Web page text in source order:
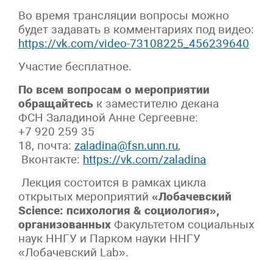
Во время трансляции вопросы можно
будет задавать в комментариях под видео:
https://vk.com/video-73108225_456239640
Участие бесплатное.
По всем вопросам о мероприятии
обращайтесь к заместителю декана
ФСН Заладиной Анне Сергеевне:
+7 920 259 35
18, почта: zaladina@fsn.unn.ru,
Вконтакте: https://vk.com/zaladina
Лекция состоится в рамках цикла
открытых мероприятий «Лобачевский
Science: психология & социология»,
организованных Факультетом социальных
наук ННГУ и Парком науки ННГУ
«Лобачевский Lab».